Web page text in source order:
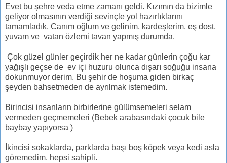
Evet bu şehre veda etme zamanı geldi. Kızımın da bizimle
geliyor olmasının verdiği sevinçle yol hazırlıklarını
tamamladık. Canım oğlum ve gelinim, kardeşlerim, eş dost,
yuvam ve vatan özlemi tavan yapmış durumda.
Çok güzel günler geçirdik her ne kadar günlerin çoğu kar
yağışlı geçse de ev içi huzuru olunca dışarı soğuğu insana
dokunmuyor derim. Bu şehir de hoşuma giden birkaç
şeyden bahsetmeden de ayrılmak istemedim.
Birincisi insanların birbirlerine gülümsemeleri selam
vermeden geçmemeleri (Bebek arabasındaki çocuk bile
baybay yapıyorsa )
İkincisi sokaklarda, parklarda başı boş köpek veya kedi asla
göremedim, hepsi sahipli.